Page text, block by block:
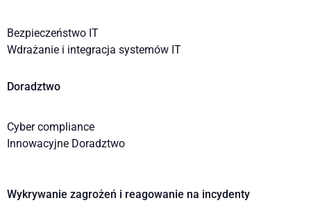
Bezpieczeństwo IT
Wdrażanie i integracja systemów IT
Doradztwo
Cyber compliance
Innowacyjne Doradztwo
Wykrywanie zagrożeń i reagowanie na incydenty